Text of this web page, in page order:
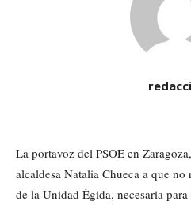
La portavoz del PSOE en
alcaldesa Natalia Chueca a que
de la Unidad Égida, necesaria